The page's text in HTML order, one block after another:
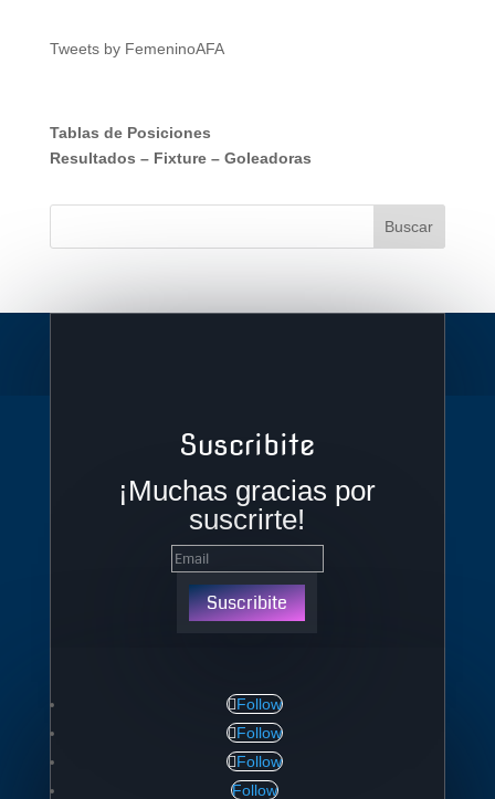
Tweets by FemeninoAFA
Tablas de Posiciones
Resultados – Fixture– Goleadoras
Suscribite
¡Muchas gracias por
suscrirte!
Suscribite
Follow
Follow
Follow
Follow